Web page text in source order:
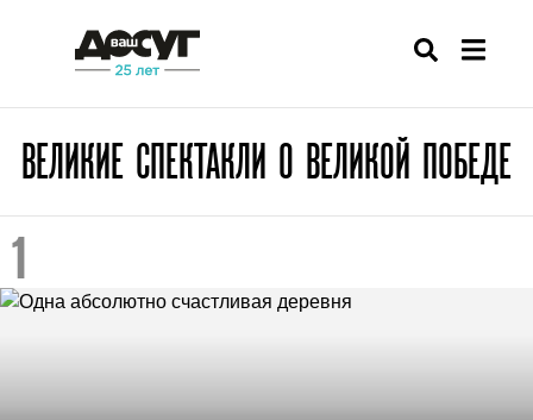
ВЕЛИКИЕ СПЕКТАКЛИ О ВЕЛИКОЙ ПОБЕДЕ